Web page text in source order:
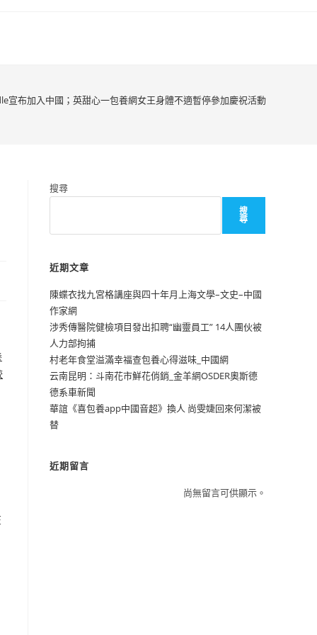
宣布加入中國；英甜心一包養網女王身體不適暫停參加慶祝活動
搜尋
搜
尋
近期文章
陳蝶衣找九宮格講座與四十年月上海文學–文史–中國
作家網
涉秀傳醫院健檢項目發出扣聘“幽靈員工” 14人團伙被
人力部拘捕
村老年食堂溢滿幸福查包養心得滋味_中國網
云南昆明：斗南花市鮮花俏銷_金羊網OSDER奧斯德
德系車新聞
華誼《喜包養app中國音超》換人 尚雯婕回來何潔被
替
近期留言
尚無留言可供顯示。